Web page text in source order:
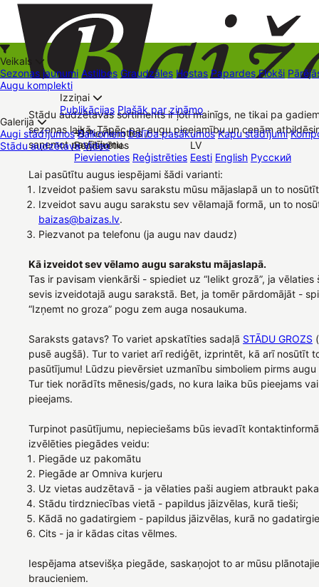
+37126545879 baizas@baizas.lv
Pievienoties /
Reģistrēties
Pievienoties Reģistrēties
LV
Eesti English Русский
Veikals
Sezonas jaunumi Astilbes Graudzāles Hostas Papardes Flokši
Augu komplekti
Kā iepirkties
Izziņai
Publikācijas Plašāk par zināmo
Galerija
Augi stādījumos Balkoniem Dalība pasākumos Kapu stādījumi
Stādu audzētava Video
Tirdzniecības vietas Kontakti Dāvanu kartes Augu komplekti
Stādu audzētavas sortiments ir ļoti mainīgs, ne tikai pa
sezonas laikā. Tāpēc par augu pieejamību un cenām
saņemot pasūtījumu.
Lai pasūtītu augus iespējami šādi varianti:
Izveidot pašiem savu sarakstu mūsu mājaslapā un to
Izveidot savu augu sarakstu sev vēlamajā formā, un to
baizas@baizas.lv.
Piezvanot pa telefonu (ja augu nav daudz)
Kā izveidot sev vēlamo augu sarakstu mājaslapā.
Tas ir pavisam vienkārši - spiediet uz “Ielikt grozā”, ja
sevis izveidotajā augu sarakstā. Bet, ja tomēr pārdomājāt -
“Izņemt no groza” pogu zem auga nosaukuma.
Saraksts gatavs? To variet apskatīties sadaļā STĀDU GROZS
pusē augšā). Tur to variet arī rediģēt, izprintēt, kā arī nosūtīt
pasūtījumu! Lūdzu pievērsiet uzmanību simboliem pirms
Tur tiek norādīts mēnesis/gads, no kura laika būs pieejams
pieejams.
Turpinot pasūtījumu, nepieciešams būs ievadīt
izvēlēties piegādes veidu:
Piegāde uz pakomātu
Piegāde ar Omniva kurjeru
Uz vietas audzētavā - ja vēlaties paši augiem atbraukt
Stādu tirdzniecības vietā - papildus jāizvēlas, kurā tieši;
Kādā no gadatirgiem - papildus jāizvēlas, kurā no
Cits - ja ir kādas citas vēlmes.
Iespējama atsevišķa piegāde, saskaņojot to ar mūsu
braucieniem.